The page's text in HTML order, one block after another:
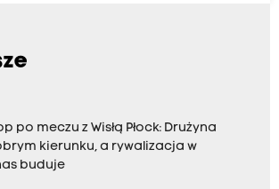
po meczu z Wisłą Płock: Drużyna
kierunku, a rywalizacja w
buduje